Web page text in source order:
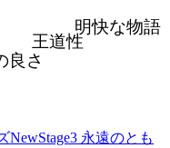
明快な物語
王道性
良さ
永遠のとも